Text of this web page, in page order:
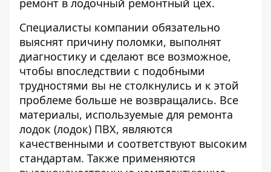
ремонт в лодочный ремонтный цех.
Специалисты компании обязательно
выяснят причину поломки, выполнят
диагностику и сделают все возможное,
чтобы впоследствии с подобными
трудностями вы не столкнулись и к этой
проблеме больше не возвращались. Все
материалы, используемые для ремонта
лодок (лодок) ПВХ, являются
качественными и соответствуют высоким
стандартам. Также применяются